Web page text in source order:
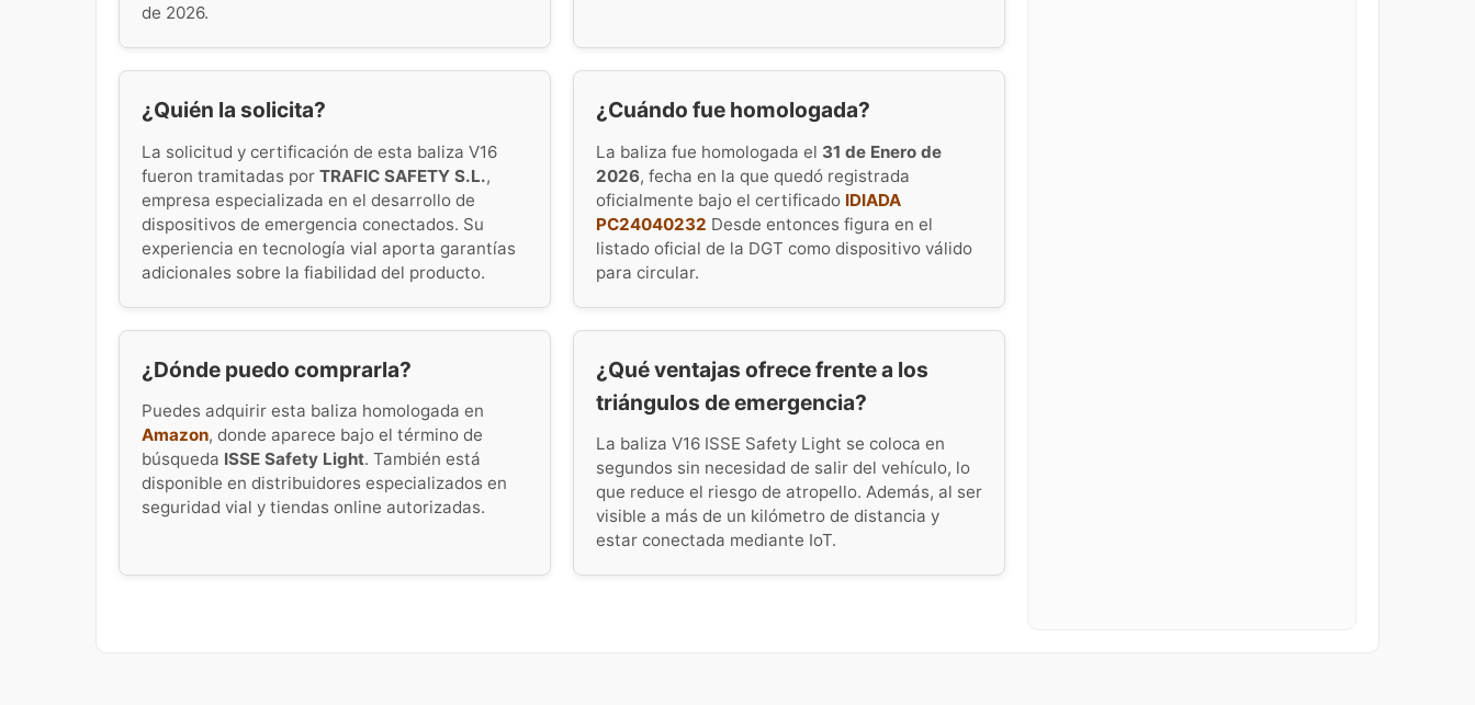
de 2026.
¿Quién la solicita?
La solicitud y certificación de esta baliza V16
fueron tramitadas por TRAFIC SAFETY S.L.,
empresa especializada en el desarrollo de
dispositivos de emergencia conectados. Su
experiencia en tecnología vial aporta garantías
adicionales sobre la fiabilidad del producto.
¿Cuándo fue homologada?
La baliza fue homologada el 31 de Enero de
2026, fecha en la que quedó registrada
oficialmente bajo el certificado IDIADA
PC24040232 Desde entonces figura en el
listado oficial de la DGT como dispositivo válido
para circular.
¿Dónde puedo comprarla?
Puedes adquirir esta baliza homologada en
Amazon, donde aparece bajo el término de
búsqueda ISSE Safety Light. También está
disponible en distribuidores especializados en
seguridad vial y tiendas online autorizadas.
¿Qué ventajas ofrece frente a los
triángulos de emergencia?
La baliza V16 ISSE Safety Light se coloca en
segundos sin necesidad de salir del vehículo, lo
que reduce el riesgo de atropello. Además, al ser
visible a más de un kilómetro de distancia y
estar conectada mediante IoT.